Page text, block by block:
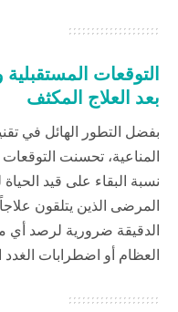
بعد العلاج المكثف
بفضل التطور الهائل في
المناعية، تحسنت
المرضى الذين يتلقون
الدقيقة ضرورية لرصد
العظام أو اضطرابات الغدد